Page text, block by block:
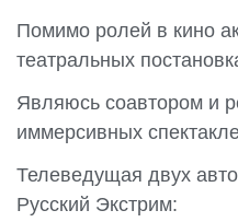
Помимо ролей в кино
театральных
Являюсь соавтором и
иммерсивных
Телеведущая двух
Русский Экстрим: